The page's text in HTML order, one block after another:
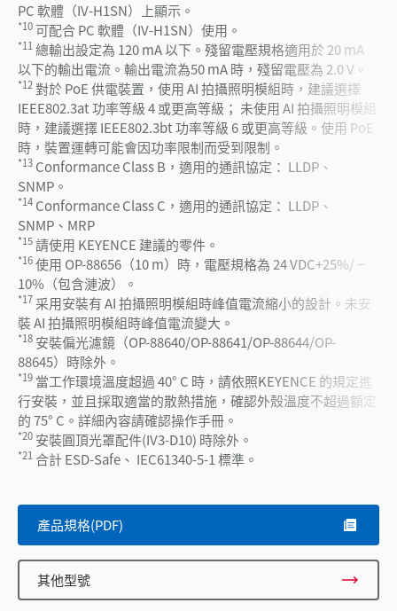
PC 軟體（IV-H1SN）上顯示。
*10 可配合 PC 軟體（IV-H1SN）使用。
*11 總輸出設定為 120 mA 以下。殘留電壓規格適用於 20 mA
以下的輸出電流。輸出電流為50 mA 時，殘留電壓為 2.0 V。
*12對於 PoE 供電裝置，使用 AI 拍攝照明模組時，建議選擇
IEEE802.3at 功率等級 4 或更高等級； 未使用 AI 拍攝照明模組
時，建議選擇 IEEE802.3bt 功率等級 6 或更高等級。使用 PoE
時，裝置運轉可能會因功率限制而受到限制。
*13 Conformance Class B，適用的通訊協定： LLDP、
SNMP。
*14 Conformance Class C，適用的通訊協定： LLDP、
SNMP、MRP
*15請使用 KEYENCE 建議的零件。
*16使用 OP-88656（10 m）時，電壓規格為 24 VDC+25%/ −
10%（包含漣波）。
*17 采用安裝有 AI 拍攝照明模組時峰值電流縮小的設計。未安
裝 AI 拍攝照明模組時峰值電流變大。
*18 安裝偏光濾鏡（OP-88640/OP-88641/OP-88644/OP-
88645）時除外。
*19 當工作環境溫度超過 40° C 時，請依照KEYENCE 的規定進
行安裝，並且採取適當的散熱措施，確認外殼溫度不超過額定
的 75° C。詳細內容請確認操作手冊。
*20 安裝圓頂光罩配件(IV3-D10) 時除外。
*21 合計 ESD-Safe、 IEC61340-5-1 標準。
產品規格(PDF)
其他型號